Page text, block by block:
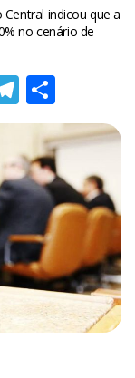
indicou que a
no cenário de